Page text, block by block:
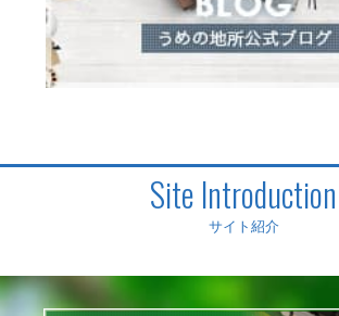
Site Introduction
サイト紹介